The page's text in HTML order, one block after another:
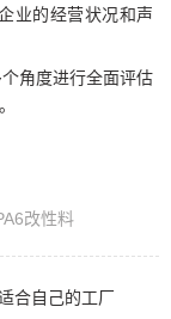
业的经营状况和声
角度进行全面评估
改性料
合自己的工厂